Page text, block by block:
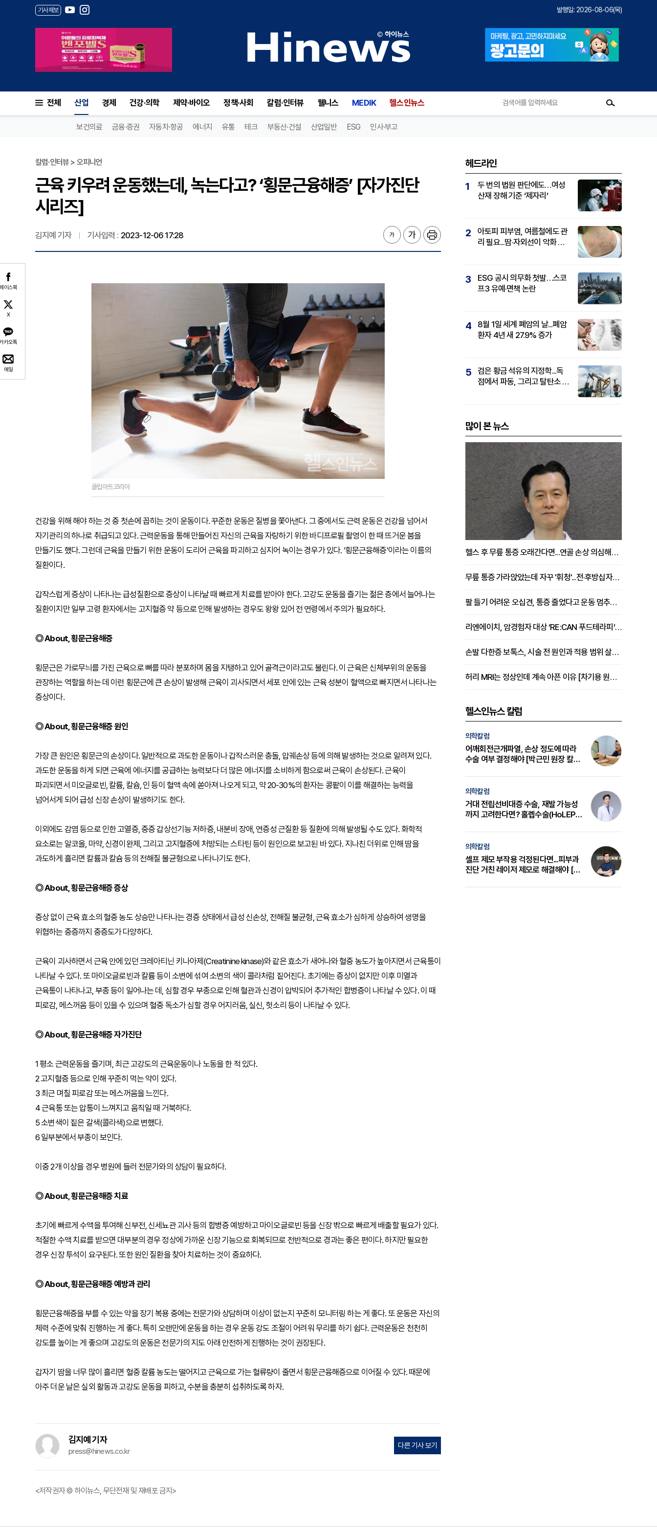
기사제보 발행일: 2026-08-06(목)
전체 산업 경제 건강·의학 제약·바이오 정책·사회 칼럼·인터뷰 웰니스 MEDIK 헬스인뉴스
보건의료 금융·증권 자동차·항공 에너지 유통 테크 부동산·건설 산업일반 ESG 인사·부고
이스북
X
카오톡
메일
칼럼·인터뷰 > 오피니언
근육 키우려 운동했는데, 녹는다고? ‘횡문근융해증’ [자가진단
시리즈]
김지예 기자 기사입력 : 2023-12-06 17:28
클립아트코리아
건강을 위해 해야 하는 것 중 첫손에 꼽히는 것이 운동이다. 꾸준한 운동은 질병을 쫓아낸다. 그 중에서도 근력 운동은 건강을 넘어서
자기관리의 하나로 취급되고 있다. 근력운동을 통해 만들어진 자신의 근육을 자랑하기 위한 바디프로필 촬영이 한 때 뜨거운 붐을
만들기도 했다. 그런데 근육을 만들기 위한 운동이 도리어 근육을 파괴하고 심지어 녹이는 경우가 있다. ‘횡문근융해증’이라는 이름의
질환이다.
갑작스럽게 증상이 나타나는 급성질환으로 증상이 나타날 때 빠르게 치료를 받아야 한다. 고강도 운동을 즐기는 젊은 층에서 늘어나는
질환이지만 일부 고령 환자에서는 고지혈증 약 등으로 인해 발생하는 경우도 왕왕 있어 전 연령에서 주의가 필요하다.
◎ About, 횡문근융해증
횡문근은 가로무늬를 가진 근육으로 뼈를 따라 분포하며 몸을 지탱하고 있어 골격근이라고도 불린다. 이 근육은 신체부위의 운동을
관장하는 역할을 하는 데 이런 횡문근에 큰 손상이 발생해 근육이 괴사되면서 세포 안에 있는 근육 성분이 혈액으로 빠지면서 나타나는
증상이다.
◎ About, 횡문근융해증 원인
가장 큰 원인은 횡문근의 손상이다. 일반적으로 과도한 운동이나 갑작스러운 충돌, 압궤손상 등에 의해 발생하는 것으로 알려져 있다.
과도한 운동을 하게 되면 근육에 에너지를 공급하는 능력보다 더 많은 에너지를 소비하게 함으로써 근육이 손상된다. 근육이
파괴되면서 미오글로빈, 칼륨, 칼슘, 인 등이 혈액 속에 쏟아져 나오게 되고, 약 20-30%의 환자는 콩팥이 이를 해결하는 능력을
넘어서게 되어 급성 신장 손상이 발생하기도 한다.
이외에도 감염 등으로 인한 고열증, 중증 갑상선기능 저하증, 내분비 장애, 연증성 근질환 등 질환에 의해 발생될 수도 있다. 화학적
요소로는 알코올, 마약, 신경이완제, 그리고 고지혈증에 처방되는 스타틴 등이 원인으로 보고된 바 있다. 지나친 더위로 인해 땀을
과도하게 흘리면 칼륨과 칼슘 등의 전해질 불균형으로 나타나기도 한다.
◎ About, 횡문근융해증 증상
증상 없이 근육 효소의 혈중 농도 상승만 나타나는 경증 상태에서 급성 신손상, 전해질 불균형, 근육 효소가 심하게 상승하여 생명을
위협하는 중증까지 중증도가 다양하다.
근육이 괴사하면서 근육 안에 있던 크레아티닌 키나아제(Creatinine kinase)와 같은 효소가 새어나와 혈중 농도가 높아지면서 근육통이
나타날 수 있다. 또 마이오글로빈과 칼륨 등이 소변에 섞여 소변의 색이 콜라처럼 짙어진다. 초기에는 증상이 없지만 이후 미열과
근육통이 나타나고, 부종 등이 일어나는 데, 심할 경우 부종으로 인해 혈관과 신경이 압박되어 추가적인 합병증이 나타날 수 있다. 이 때
피로감, 메스꺼움 등이 있을 수 있으며 혈중 독소가 심할 경우 어지러움, 실신, 헛소리 등이 나타날 수 있다.
◎ About, 횡문근융해증 자가진단
1 평소 근력운동을 즐기며, 최근 고강도의 근육운동이나 노동을 한 적 있다.
2 고지혈증 등으로 인해 꾸준히 먹는 약이 있다.
3 최근 며칠 피로감 또는 메스꺼움을 느낀다.
4 근육통 또는 압통이 느껴지고 움직일 때 거북하다.
5 소변색이 짙은 갈색(콜라색)으로 변했다.
6 일부분에서 부종이 보인다.
이중 2개 이상을 경우 병원에 들러 전문가와의 상담이 필요하다.
◎ About, 횡문근융해증 치료
초기에 빠르게 수액을 투여해 신부전, 신세뇨관 괴사 등의 합병증 예방하고 마이오글로빈 등을 신장 밖으로 빠르게 배출할 필요가 있다.
적절한 수액 치료를 받으면 대부분의 경우 정상에 가까운 신장 기능으로 회복되므로 전반적으로 경과는 좋은 편이다. 하지만 필요한
경우 신장 투석이 요구된다. 또한 원인 질환을 찾아 치료하는 것이 중요하다.
◎ About, 횡문근융해증 예방과 관리
횡문근융해증을 부를 수 있는 약을 장기 복용 중에는 전문가와 상담하며 이상이 없는지 꾸준히 모니터링 하는 게 좋다. 또 운동은 자신의
체력 수준에 맞춰 진행하는 게 좋다. 특히 오랜만에 운동을 하는 경우 운동 강도 조절이 어려워 무리를 하기 쉽다. 근력운동은 천천히
강도를 높이는 게 좋으며 고강도의 운동은 전문가의 지도 아래 안전하게 진행하는 것이 권장된다.
갑자기 땀을 너무 많이 흘리면 혈중 칼륨 농도는 떨어지고 근육으로 가는 혈류량이 줄면서 횡문근융해증으로 이어질 수 있다. 때문에
아주 더운 날은 실외 활동과 고강도 운동을 피하고, 수분을 충분히 섭취하도록 하자.
김지예 기자
press@hinews.co.kr
다른 기사 보기
<저작권자 © 하이뉴스, 무단전재 및 재배포 금지>
헤드라인
1
두 번의 법원 판단에도…여성
산재 장해 기준 ‘제자리’
2
아토피 피부염, 여름철에도 관
리 필요...땀·자외선이 악화 요
3
ESG 공시 의무화 첫발…스코
프3 유예·면책 논란
4
8월 1일 세계 폐암의 날...폐암
환자 4년 새 27.9% 증가
5
검은 황금 석유의 지정학...독
점에서 파동, 그리고 탈탄소 패
많이 본 뉴스
헬스 후 무릎 통증 오래간다면...연골 손상 의심해야 [김상범 원장 칼럼]
무릎 통증 가라앉았는데 자꾸 '휘청'...전·후방십자인대 파열 확인해야 [곽우경 원장 칼럼]
팔 들기 어려운 오십견, 통증 줄었다고 운동 멈추면 안 되는 이유 [이병욱 원장 칼럼]
리엔에이치, 암경험자 대상 ‘RE:CAN 푸드테라피’ 운영
손발 다한증 보톡스, 시술 전 원인과 적용 범위 살펴야 [강윤일 원장 칼럼]
허리 MRI는 정상인데 계속 아픈 이유 [차기용 원장 칼럼]
헬스인뉴스 칼럼
의학칼럼
어깨회전근개파열, 손상 정도에 따라
수술 여부 결정해야 [박근민 원장 칼
의학칼럼
거대 전립선비대증 수술, 재발 가능성
까지 고려한다면? 홀렙수술(HoLEP)
의학칼럼
셀프 제모 부작용 걱정된다면...피부과
진단 거친 레이저 제모로 해결해야 [변